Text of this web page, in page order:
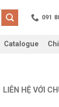
091
Catalogue
LIÊN HỆ VỚI